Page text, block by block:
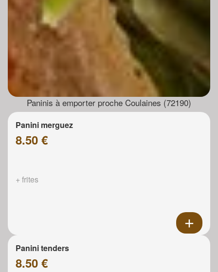
Paninis à emporter proche Coulaines (72190)
Panini merguez
8.50 €
+ frites
Panini tenders
8.50 €